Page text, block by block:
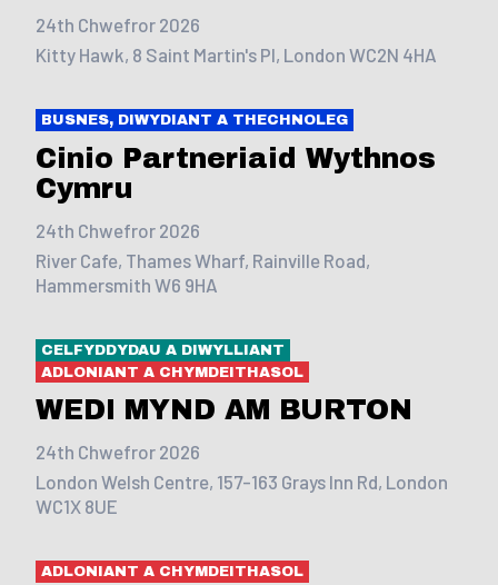
24th Chwefror 2026
Kitty Hawk, 8 Saint Martin's Pl, London WC2N 4HA
BUSNES, DIWYDIANT A THECHNOLEG
Cinio Partneriaid Wythnos
Cymru
24th Chwefror 2026
River Cafe, Thames Wharf, Rainville Road,
Hammersmith W6 9HA
CELFYDDYDAU A DIWYLLIANT
ADLONIANT A CHYMDEITHASOL
WEDI MYND AM BURTON
24th Chwefror 2026
London Welsh Centre, 157-163 Grays Inn Rd, London
WC1X 8UE
ADLONIANT A CHYMDEITHASOL